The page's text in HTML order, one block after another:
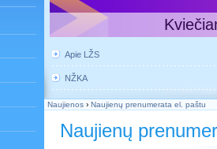
Apie LŽS
NŽKA
Naujienos › Naujienų prenumerata el. paštu
Naujienų